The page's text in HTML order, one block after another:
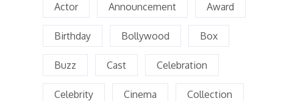
Actor Announcement Award
Birthday Bollywood Box
Buzz Cast Celebration
Celebrity Cinema Collection